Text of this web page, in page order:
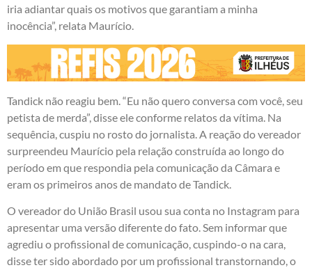
iria adiantar quais os motivos que garantiam a minha
inocência”, relata Maurício.
Tandick não reagiu bem. “Eu não quero conversa com você, seu
petista de merda”, disse ele conforme relatos da vítima. Na
sequência, cuspiu no rosto do jornalista. A reação do vereador
surpreendeu Maurício pela relação construída ao longo do
período em que respondia pela comunicação da Câmara e
eram os primeiros anos de mandato de Tandick.
O vereador do União Brasil usou sua conta no Instagram para
apresentar uma versão diferente do fato. Sem informar que
agrediu o profissional de comunicação, cuspindo-o na cara,
disse ter sido abordado por um profissional transtornando, o